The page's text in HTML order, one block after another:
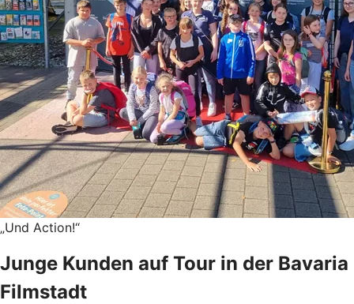
„Und Action!“
Junge Kunden auf Tour in der Bavaria
Filmstadt